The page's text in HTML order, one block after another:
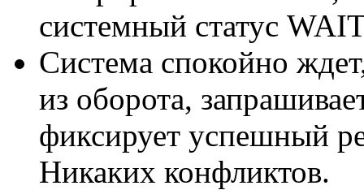
системный статус
Система спокойно
из оборота,
фиксирует успешный
Никаких конфликтов.